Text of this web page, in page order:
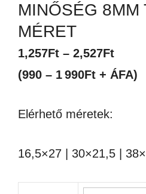
MINŐSÉG 8MM
MÉRET
1,257Ft – 2,527Ft
(990 – 1 990Ft + ÁFA)
Elérhető méretek:
16,5×27 | 30×21,5 |